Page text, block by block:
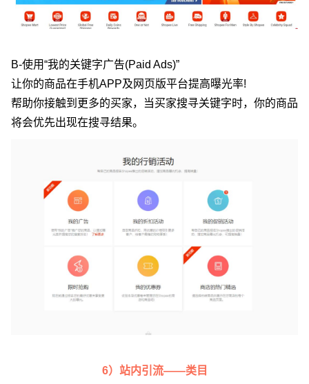
B-使用“我的关键字广告(Paid Ads)”
让你的商品在手机APP及网页版平台提高曝光率!
帮助你接触到更多的买家，当买家搜寻关键字时，你的商品
将会优先出现在搜寻结果。
6）站内引流——类目